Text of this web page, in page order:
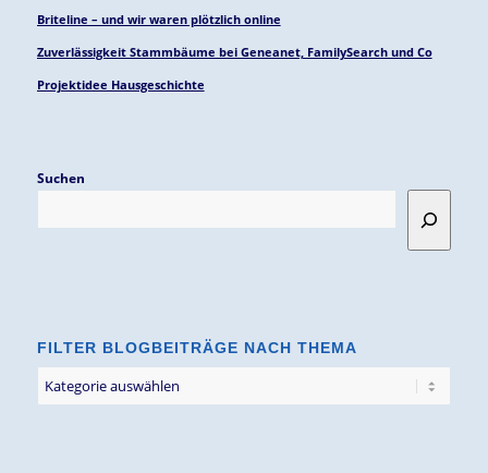
Briteline – und wir waren plötzlich online
Zuverlässigkeit Stammbäume bei Geneanet, FamilySearch und Co
Projektidee Hausgeschichte
Suchen
FILTER BLOGBEITRÄGE NACH THEMA
Blogbeiträge